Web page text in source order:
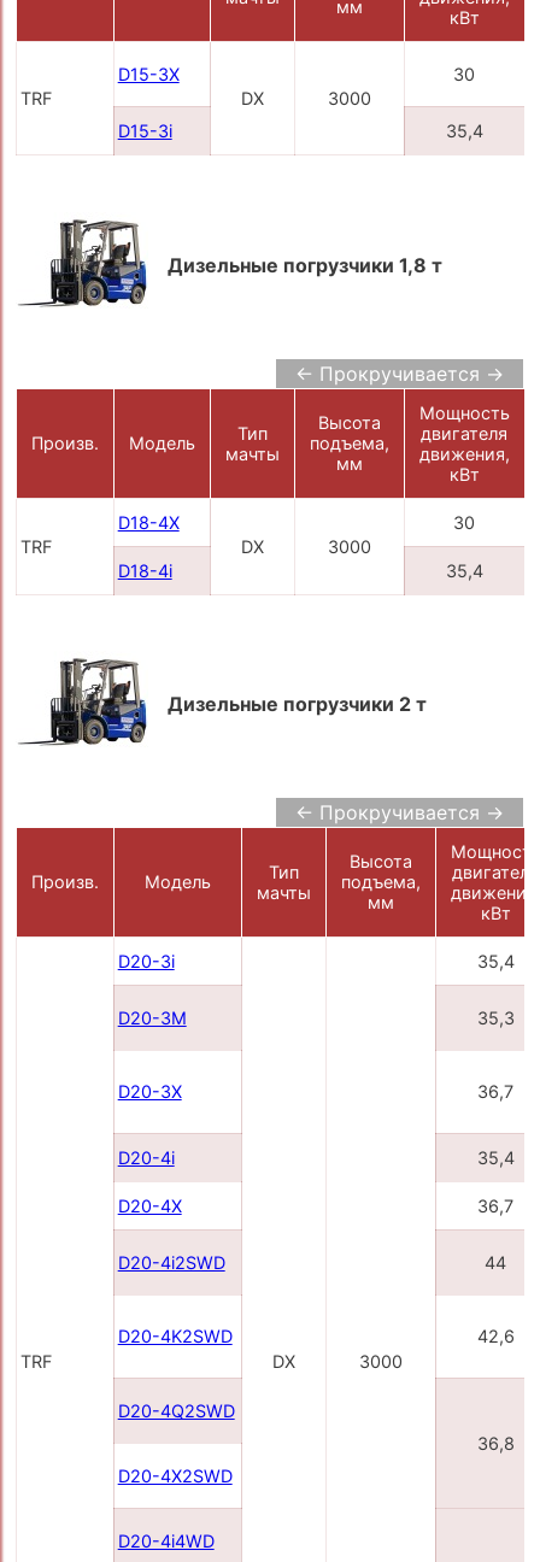
мм
кВт
TRF
D15-3X
DX
3000
30
D15-3i
35,4
Дизельные погрузчики 1,8 т
← Прокручивается →
Произв. Модель
Тип
мачты
Высота
подъема,
мм
Мощность
двигателя
движения,
кВт
TRF
D18-4X
DX
3000
30
D18-4i
35,4
Дизельные погрузчики 2 т
← Прокручивается →
Произв. Модель
Тип
мачты
Высота
подъема,
мм
Мощность
двигателя
движения,
кВт
TRF
D20-3i
DX 3000
35,4
D20-3M 35,3
D20-3X 36,7
D20-4i 35,4
D20-4X 36,7
D20-4i2SWD 44
D20-4K2SWD 42,6
D20-4Q2SWD
36,8
D20-4X2SWD
D20-4i4WD